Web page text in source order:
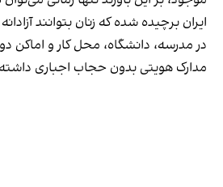
ایران برچیده شده که زنان بتوانند
در مدرسه، دانشگاه، محل کار و اماکن
مدارک هویتی بدون حجاب اجباری